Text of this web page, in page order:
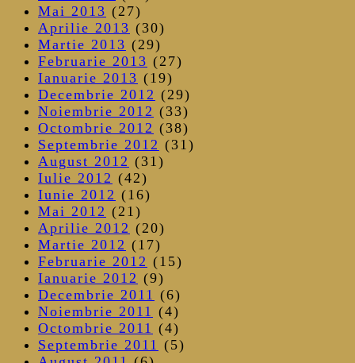
Mai 2013 (27)
Aprilie 2013 (30)
Martie 2013 (29)
Februarie 2013 (27)
Ianuarie 2013 (19)
Decembrie 2012 (29)
Noiembrie 2012 (33)
Octombrie 2012 (38)
Septembrie 2012 (31)
August 2012 (31)
Iulie 2012 (42)
Iunie 2012 (16)
Mai 2012 (21)
Aprilie 2012 (20)
Martie 2012 (17)
Februarie 2012 (15)
Ianuarie 2012 (9)
Decembrie 2011 (6)
Noiembrie 2011 (4)
Octombrie 2011 (4)
Septembrie 2011 (5)